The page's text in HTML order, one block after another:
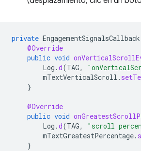
private EngagementSignalsCallback
@Override
public void
Log .d(TAG,
mTextVerticalScroll .
}
@Override
public void
Log .d(TAG, "scroll
mTextGreatestPercentage.
}